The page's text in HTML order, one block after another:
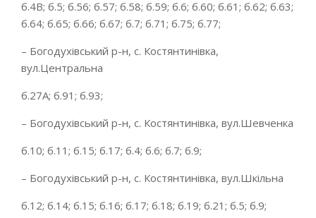
б.4В; б.5; б.56; б.57; б.58; б.59; б.6; б.60; б.61; б.62; б.63;
б.64; б.65; б.66; б.67; б.7; б.71; б.75; б.77;
– Богодухівський р-н, с. Костянтинівка,
вул.Центральна
б.27А; б.91; б.93;
– Богодухівський р-н, с. Костянтинівка, вул.Шевченка
б.10; б.11; б.15; б.17; б.4; б.6; б.7; б.9;
– Богодухівський р-н, с. Костянтинівка, вул.Шкільна
б.12; б.14; б.15; б.16; б.17; б.18; б.19; б.21; б.5; б.9;